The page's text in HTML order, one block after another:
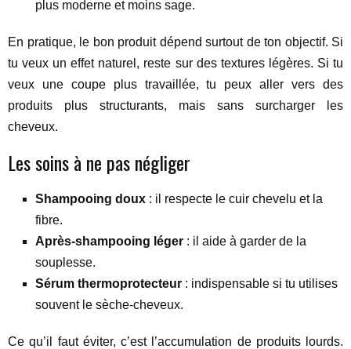
plus moderne et moins sage.
En pratique, le bon produit dépend surtout de ton objectif. Si
tu veux un effet naturel, reste sur des textures légères. Si tu
veux une coupe plus travaillée, tu peux aller vers des
produits plus structurants, mais sans surcharger les
cheveux.
Les soins à ne pas négliger
Shampooing doux : il respecte le cuir chevelu et la
fibre.
Après-shampooing léger : il aide à garder de la
souplesse.
Sérum thermoprotecteur : indispensable si tu utilises
souvent le sèche-cheveux.
Ce qu’il faut éviter, c’est l’accumulation de produits lourds.